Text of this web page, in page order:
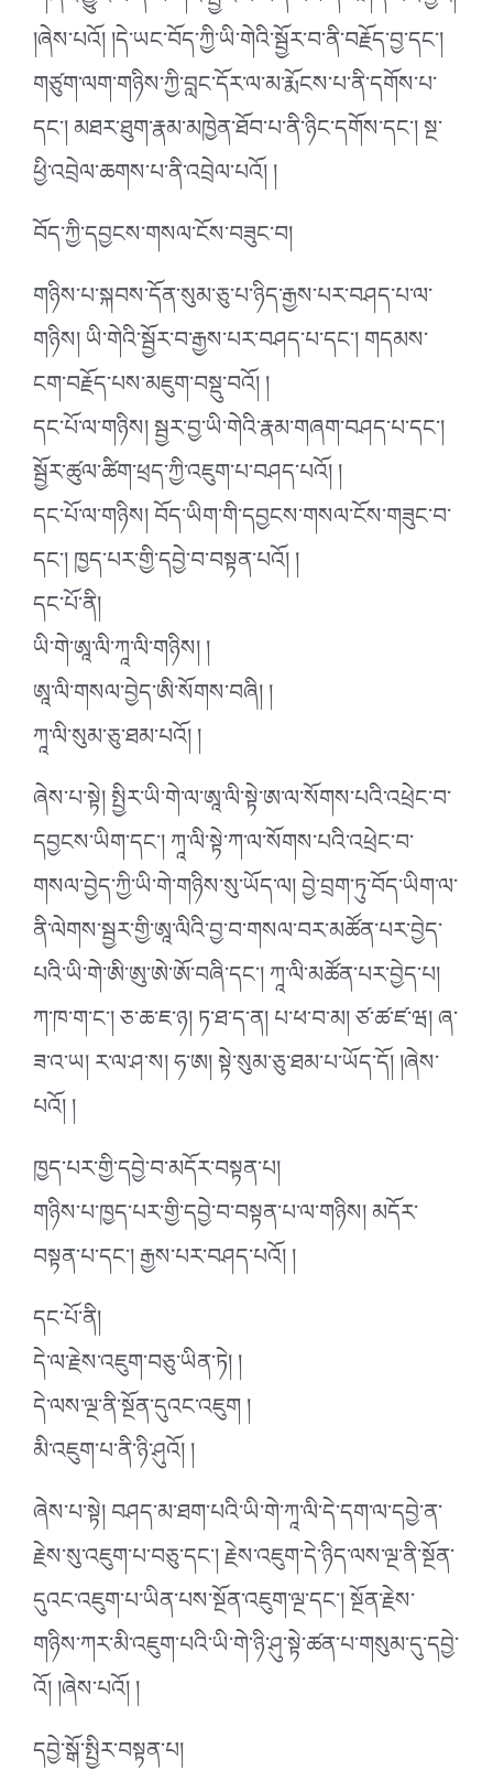
།ཞེས་པའོ། །དེ་ཡང་བོད་ཀྱི་ཡི་གེའི་སྦྱོར་བ་ནི་བརྗོད་བྱ་དང་།
གཙུག་ལག་གཉིས་ཀྱི་བླང་དོར་ལ་མ་རྨོངས་པ་ནི་དགོས་པ་
དང་། མཐར་ཐུག་རྣམ་མཁྱེན་ཐོབ་པ་ནི་ཉིང་དགོས་དང་། སྔ་
ཕྱི་འབྲེལ་ཆགས་པ་ནི་འབྲེལ་པའོ། །
བོད་ཀྱི་དབྱངས་གསལ་ངོས་བཟུང་བ།
གཉིས་པ་སྐབས་དོན་སུམ་ཅུ་པ་ཉིད་རྒྱས་པར་བཤད་པ་ལ་
གཉིས། ཡི་གེའི་སྦྱོར་བ་རྒྱས་པར་བཤད་པ་དང་། གདམས་
ངག་བརྗོད་པས་མཇུག་བསྡུ་བའོ། །
དང་པོ་ལ་གཉིས། སྦྱར་བྱ་ཡི་གེའི་རྣམ་གཞག་བཤད་པ་དང་།
སྦྱོར་ཚུལ་ཚིག་ཕྲད་ཀྱི་འཇུག་པ་བཤད་པའོ། །
དང་པོ་ལ་གཉིས། བོད་ཡིག་གི་དབྱངས་གསལ་ངོས་གཟུང་བ་
དང་། ཁྱད་པར་གྱི་དབྱེ་བ་བསྟན་པའོ། །
དང་པོ་ནི།
ཡི་གེ་ཨཱ་ལི་ཀཱ་ལི་གཉིས། །
ཨཱ་ལི་གསལ་བྱེད་ཨི་སོགས་བཞི། །
ཀཱ་ལི་སུམ་ཅུ་ཐམ་པའོ། །
ཞེས་པ་སྟེ། སྤྱིར་ཡི་གེ་ལ་ཨཱ་ལི་སྟེ་ཨ་ལ་སོགས་པའི་འཕྲེང་བ་
དབྱངས་ཡིག་དང་། ཀཱ་ལི་སྟེ་ཀ་ལ་སོགས་པའི་འཕྲེང་བ་
གསལ་བྱེད་ཀྱི་ཡི་གེ་གཉིས་སུ་ཡོད་ལ། བྱེ་བྲག་ཏུ་བོད་ཡིག་ལ་
ནི་ལེགས་སྦྱར་གྱི་ཨཱ་ལིའི་བྱ་བ་གསལ་བར་མཚོན་པར་བྱེད་
པའི་ཡི་གེ་ཨི་ཨུ་ཨེ་ཨོ་བཞི་དང་། ཀཱ་ལི་མཚོན་པར་བྱེད་པ།
ཀ་ཁ་ག་ང་། ཅ་ཆ་ཇ་ཉ། ཏ་ཐ་ད་ན། པ་ཕ་བ་མ། ཙ་ཚ་ཛ་ཝ། ཞ་
ཟ་འ་ཡ། ར་ལ་ཤ་ས། ཧ་ཨ། སྟེ་སུམ་ཅུ་ཐམ་པ་ཡོད་དོ། །ཞེས་
པའོ། །
ཁྱད་པར་གྱི་དབྱེ་བ་མདོར་བསྟན་པ།
གཉིས་པ་ཁྱད་པར་གྱི་དབྱེ་བ་བསྟན་པ་ལ་གཉིས། མདོར་
བསྟན་པ་དང་། རྒྱས་པར་བཤད་པའོ། །
དང་པོ་ནི།
དེ་ལ་རྗེས་འཇུག་བཅུ་ཡིན་ཏེ། །
དེ་ལས་ལྔ་ནི་སྔོན་དུའང་འཇུག །
མི་འཇུག་པ་ནི་ཉི་ཤུའོ། །
ཞེས་པ་སྟེ། བཤད་མ་ཐག་པའི་ཡི་གེ་ཀཱ་ལི་དེ་དག་ལ་དབྱེ་ན་
རྗེས་སུ་འཇུག་པ་བཅུ་དང་། རྗེས་འཇུག་དེ་ཉིད་ལས་ལྔ་ནི་སྔོན་
དུའང་འཇུག་པ་ཡིན་པས་སྔོན་འཇུག་ལྔ་དང་། སྔོན་རྗེས་
གཉིས་ཀར་མི་འཇུག་པའི་ཡི་གེ་ཉི་ཤུ་སྟེ་ཚན་པ་གསུམ་དུ་དབྱེ་
འོ། །ཞེས་པའོ། །
དབྱེ་སྒོ་སྤྱིར་བསྟན་པ།